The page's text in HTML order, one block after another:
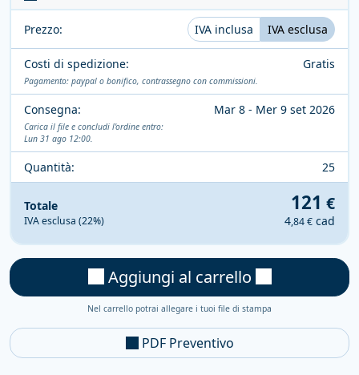
Prezzo: IVA inclusa IVA esclusa
Costi di spedizione: Gratis
Pagamento: paypal o bonifico, contrassegno con commissioni.
Consegna: Mar 8 - Mer 9 set 2026
Carica il file e concludi l'ordine entro:
Lun 31 ago 12:00.
Quantità: 25
Totale
IVA esclusa (22%)
121 €
4,84 € cad
Aggiungi al carrello
Nel carrello potrai allegare i tuoi file di stampa
PDF Preventivo